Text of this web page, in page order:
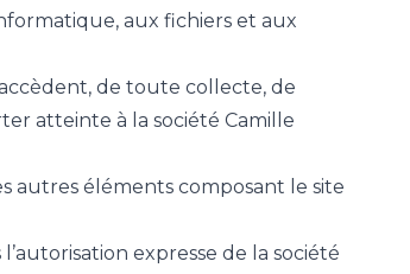
aux fichiers et aux
de toute collecte, de
atteinte à la société Camille
autres éléments composant le site
expresse de la société